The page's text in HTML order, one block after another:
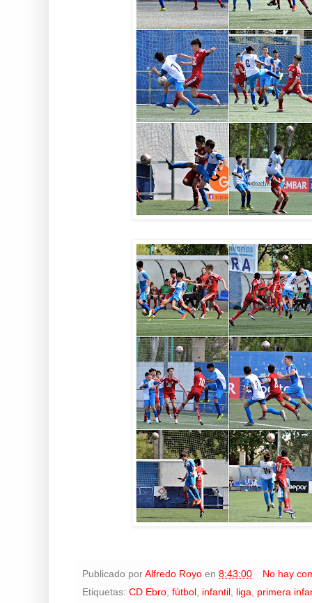
Publicado por Alfredo Royo en 8:43:00
No hay
Etiquetas: CD Ebro, fútbol , infantil , liga, primera